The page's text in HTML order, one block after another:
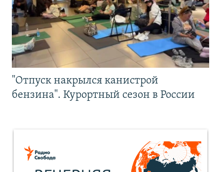
"Отпуск накрылся канистрой
бензина". Курортный сезон в России